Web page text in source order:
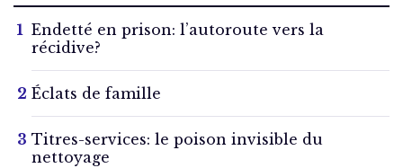
Endetté en prison: l’autoroute vers la
récidive?
Éclats de famille
Titres-services: le poison invisible du
nettoyage